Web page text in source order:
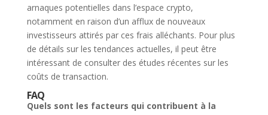
arnaques potentielles dans l’espace crypto,
notamment en raison d’un afflux de nouveaux
investisseurs attirés par ces frais alléchants. Pour plus
de détails sur les tendances actuelles, il peut être
intéressant de consulter des études récentes sur les
coûts de transaction.
FAQ
Quels sont les facteurs qui contribuent à la